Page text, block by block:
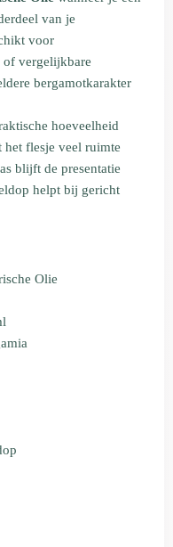
van je
voor
of vergelijkbare
bergamotkarakter
hoeveelheid
flesje veel ruimte
blijft de presentatie
helpt bij gericht
Olie